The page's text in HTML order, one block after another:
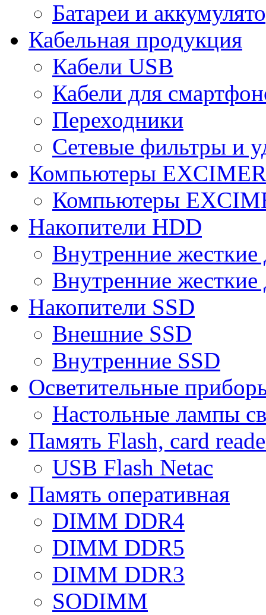
Батареи и
Кабельная продукция
Кабели USB
Кабели для
Переходники
Сетевые фильтры и
Компьютеры
Компьютеры
Накопители HDD
Внутренние
Внутренние
Накопители SSD
Внешние SSD
Внутренние SSD
Осветительные
Настольные лампы
Память Flash, card
USB Flash Netac
Память оперативная
DIMM DDR4
DIMM DDR5
DIMM DDR3
SODIMM